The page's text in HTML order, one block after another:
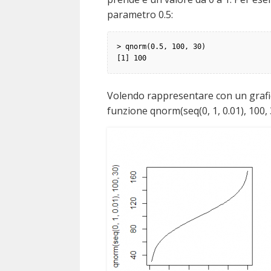
parametro 0.5:
>
[1] 100
Volendo rappresentare con un
funzione qnorm(seq(0, 1, 0.01),